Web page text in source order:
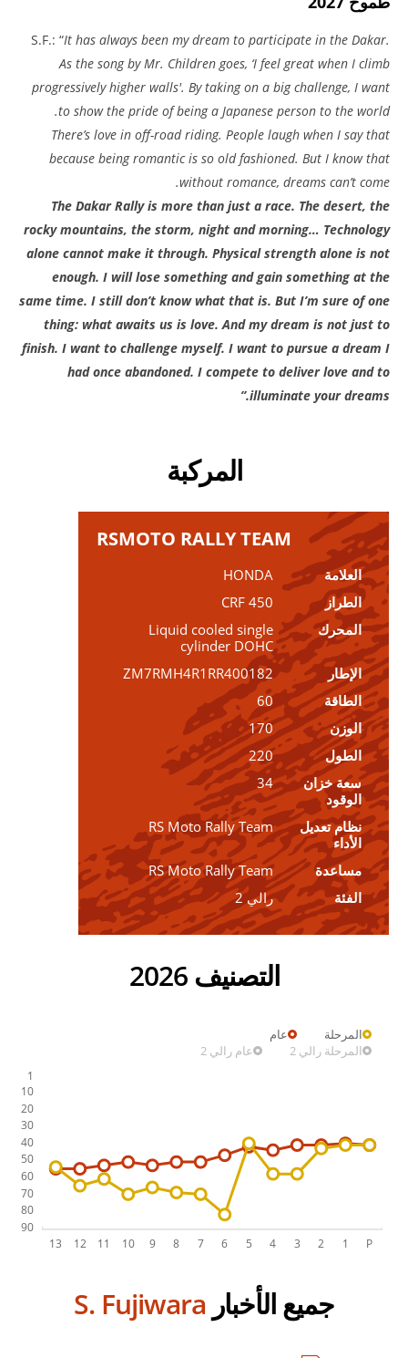
S.F.: “It has always been my dream to participate in the Dakar.
As the song by Mr. Children goes, ‘I feel great when I climb
progressively higher walls'. By taking on a big challenge, I want
to show the pride of being a Japanese person to the world.
There’s love in off-road riding. People laugh when I say that
because being romantic is so old fashioned. But I know that
without romance, dreams can’t come.
The Dakar Rally is more than just a race. The desert, the
rocky mountains, the storm, night and morning… Technology
alone cannot make it through. Physical strength alone is not
enough. I will lose something and gain something at the
same time. I still don’t know what that is. But I’m sure of one
thing: what awaits us is love. And my dream is not just to
finish. I want to challenge myself. I want to pursue a dream I
had once abandoned. I compete to deliver love and to
illuminate your dreams.”
المركبة
RSMOTO RALLY TEAM
العلامة
HONDA
الطراز
CRF 450
المحرك
Liquid cooled single
cylinder DOHC
الإطار
ZM7RMH4R1RR400182
الطاقة
60
الوزن
170
الطول
220
سعة خزان
الوقود
34
نظام تعديل
الأداء
RS Moto Rally Team
مساعدة
RS Moto Rally Team
الفئة
رالي 2
التصنيف 2026
المرحلة
عام
المرحلة رالي 2
عام رالي 2
جميع الأخبار S. Fujiwara